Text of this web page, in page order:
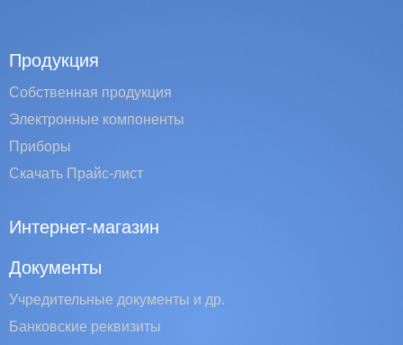
Продукция
Собственная продукция
Электронные компоненты
Приборы
Скачать Прайс-лист
Интернет-магазин
Документы
Учредительные документы и др.
Банковские реквизиты